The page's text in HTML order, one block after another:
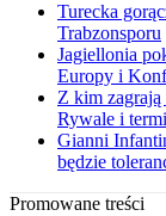
Turecka
Trabzonsporu
Jagiellonia
Europy i
Z kim
Rywale i
Gianni
będzie
Promowane treści